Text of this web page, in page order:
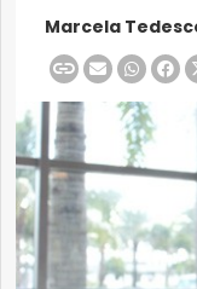
Marcela